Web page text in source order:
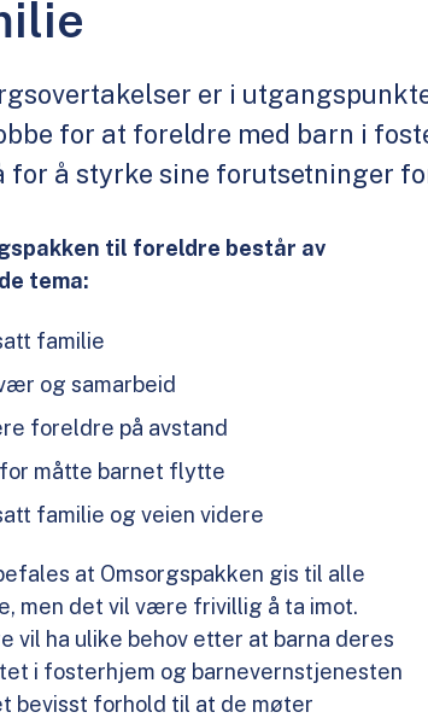
er i
for at foreldre med barn i
for å styrke sine forutsetninger
til foreldre består av
tema:
familie
og samarbeid
foreldre på avstand
måtte barnet flytte
familie og veien videre
at Omsorgspakken gis til alle
men det vil være frivillig å ta imot.
vil ha ulike behov etter at barna deres
i fosterhjem og barnevernstjenesten
bevisst forhold til at de møter